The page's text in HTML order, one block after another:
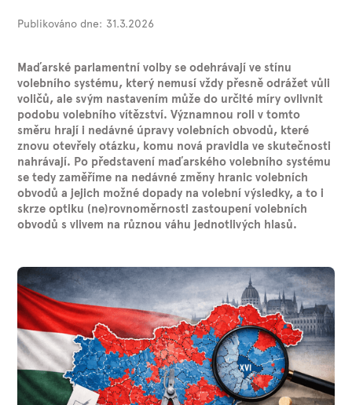
Publikováno dne: 31.3.2026
Maďarské parlamentní volby se odehrávají ve stínu
volebního systému, který nemusí vždy přesně odrážet vůli
voličů, ale svým nastavením může do určité míry ovlivnit
podobu volebního vítězství. Významnou roli v tomto
směru hrají i nedávné úpravy volebních obvodů, které
znovu otevřely otázku, komu nová pravidla ve skutečnosti
nahrávají. Po představení maďarského volebního systému
se tedy zaměříme na nedávné změny hranic volebních
obvodů a jejich možné dopady na volební výsledky, a to i
skrze optiku (ne)rovnoměrnosti zastoupení volebních
obvodů s vlivem na různou váhu jednotlivých hlasů.